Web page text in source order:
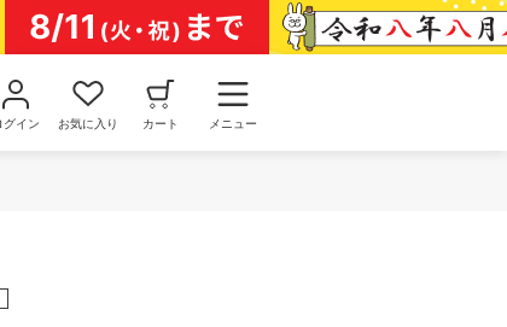
グイン お気に入り カート メニュー